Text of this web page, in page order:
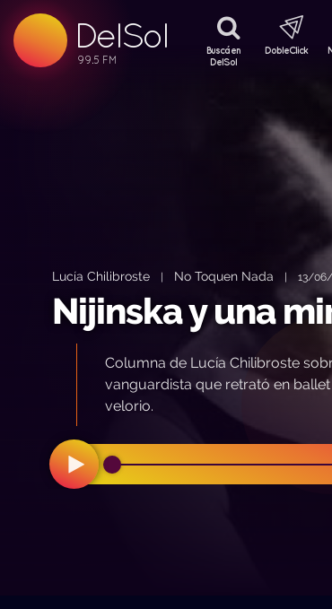
DelSol
99.5 FM
99.5 FM
99.5 FM
Buscá en
DelSol
DobleClick
Lucía Chilibroste| No Toquen Nada | 13/
Nijinska y una
Columna de Lucía Chilibroste
vanguardista que retrató en
velorio.